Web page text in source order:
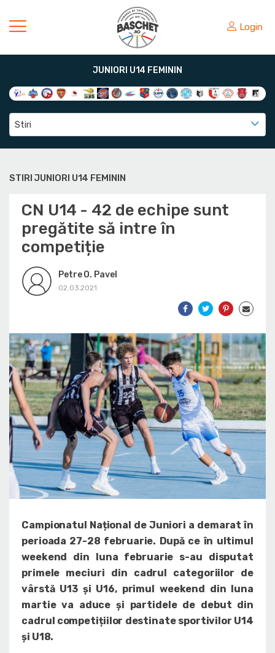
Login
JUNIORI U14 FEMININ
Stiri
STIRI JUNIORI U14 FEMININ
CN U14 - 42 de echipe sunt
pregătite să intre în
competiție
Petre O. Pavel
02.03.2021
Campionatul Național de Juniori a demarat în
perioada 27-28 februarie. După ce în ultimul
weekend din luna februarie s-au disputat
primele meciuri din cadrul categoriilor de
vârstă U13 și U16, primul weekend din luna
martie va aduce și partidele de debut din
cadrul competițiilor destinate sportivilor U14
și U18.